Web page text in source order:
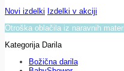
Novi izdelki Izdelki v akciji
Otroška oblačila iz naravnih
Kategorija Darila
Božična darila